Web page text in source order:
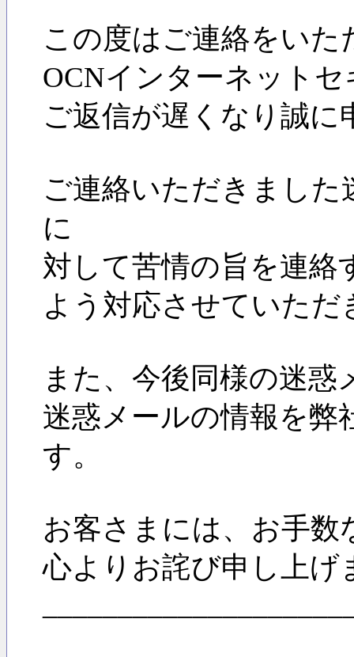
この度はご連絡をい
OCNインターネット
ご返信が遅くなり誠
ご連絡いただきまし
に
対して苦情の旨を連絡
よう対応させていただ
また、今後同様の迷
迷惑メールの情報を
す。
お客さまには、お手
心よりお詫び申し上げ